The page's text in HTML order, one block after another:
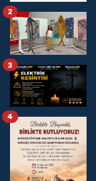
2
3
4